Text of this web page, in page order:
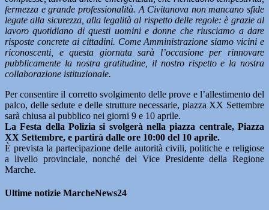
fermezza e grande professionalità. A Civitanova non mancano sfide
legate alla sicurezza, alla legalità al rispetto delle regole: è grazie al
lavoro quotidiano di questi uomini e donne che riusciamo a dare
risposte concrete ai cittadini. Come Amministrazione siamo vicini e
riconoscenti, e questa giornata sarà l’occasione per rinnovare
pubblicamente la nostra gratitudine, il nostro rispetto e la nostra
collaborazione istituzionale.
Per consentire il corretto svolgimento delle prove e l’allestimento del
palco, delle sedute e delle strutture necessarie, piazza XX Settembre
sarà chiusa al pubblico nei giorni 9 e 10 aprile.
La Festa della Polizia si svolgerà nella piazza centrale, Piazza
XX Settembre, e partirà dalle ore 10:00 del 10 aprile.
È prevista la partecipazione delle autorità civili, politiche e religiose
a livello provinciale, nonché del Vice Presidente della Regione
Marche.
Ultime notizie MarcheNews24